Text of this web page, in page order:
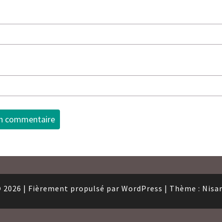
2026 | Fièrement propulsé par WordPress | Thème :